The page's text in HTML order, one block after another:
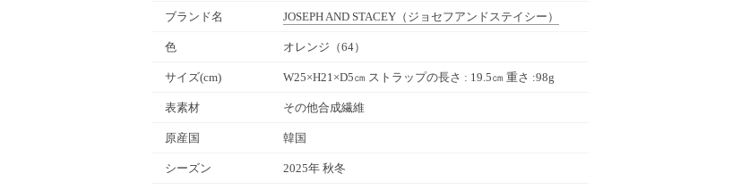
ブランド名 JOSEPH AND STACEY （ジョセフアンドステイシー）
色 オレンジ（64）
サイズ(cm) W25×H21×D5㎝ ストラップの長さ : 19.5㎝ 重さ :98g
表素材 その他合成繊維
原産国 韓国
シーズン 2025年 秋冬